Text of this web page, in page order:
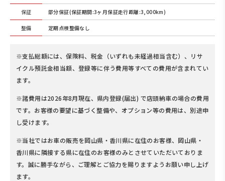
保証 部分保証(保証期間:3ヶ月保証走行距離:3,000km)
整備 定期点検整備なし
※支払総額には、保険料、税金（いずれも未経過相当含む）、リサ
イクル預託金相当額、登録等に伴う費用等すべての費用が含まれてい
ます。
※諸費用は2026年8月現在、県内登録(届出) で店頭納車の場合の費用
です。お客様の要望に基づく整備や、オプション等の費用は、別途申
し受けます。
※当社ではお車の販売を岡山県・香川県に在住のお客様、岡山県・
香川県に隣接する県に在住のお客様のみとさせていただいておりま
す。誠に勝手ながら、ご理解とご協力を賜りますようお願い申し上げ
ます。